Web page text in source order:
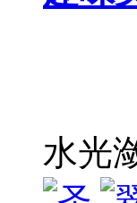
水光